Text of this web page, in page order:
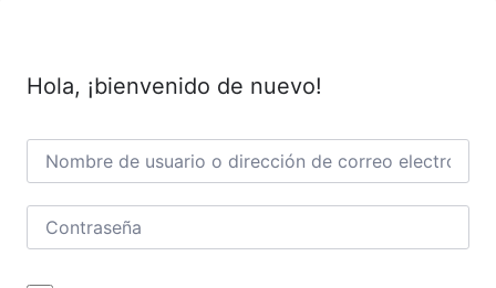
Hola, ¡bienvenido de nuevo!